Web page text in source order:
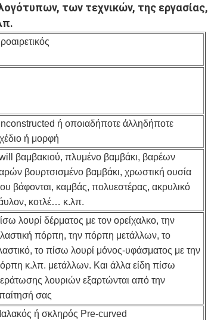
των τεχνικών, της εργασίας,
ή οποιαδήποτε άλληδήποτε
ή μορφή
βαμβακιού, πλυμένο βαμβάκι, βαρέων
βουρτσισμένο βαμβάκι, χρωστική ουσία
βάφονται, καμβάς, πολυεστέρας, ακρυλικό
κοτλέ… κ.λπ.
λουρί δέρματος με τον ορείχαλκο, την
πόρπη, την πόρπη μετάλλων, το
το πίσω λουρί μόνος-υφάσματος με την
κ.λπ. μετάλλων. Και άλλα είδη πίσω
λουριών εξαρτώνται από την
σας
ή σκληρός Pre-curved